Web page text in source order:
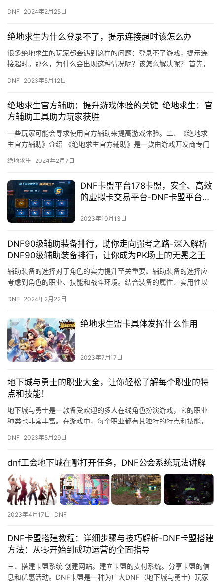
DNF 2024年2月25日
绝地求生为什么登录不了，提示连接超时该怎么办
很多绝地求生的玩家都会遇到这样的问题：登录不了游戏，提示连
接超时。那么，为什么会出现这种情况呢？该怎么解决呢？ 首先，
络不…
DNF 2023年5月12日
绝地求生官方辅助：提升游戏体验的关键-绝地求生：官
方辅助工具助力玩家获胜
一些玩家可能会寻求使用官方辅助来提高游戏体验。二、《绝地求
生官方辅助》介绍 《绝地求生官方辅助》是一款由游戏开发商专门
绝地求生 2024年2月7日
DNF卡盟平台178卡盟，安全、高效
的虚拟卡交易平台-DNF卡盟平台
2023年10月13日
DNF90级辅助装备排行，助你走向强者之路-深入解析
DNF90级辅助装备排行，让你成为PK场上的无冕之王
辅助装备的选择对于角色的实力提升至关重要。辅助装备的选择应
考虑到角色的职业、技能和战斗环境。结合装备的属性、实用性以
DNF 2024年2月22日
绝地求生盟卡具体发挥什么作用
2023年7月17日
地下城与勇士的职业大全，让你轻松了解每个职业的特
点和技能！
地下城与勇士是一款备受欢迎的多人在线角色扮演游戏，它的职业
种类也非常丰富。在游戏中，每个职业都有其独特的特点和技能，
那么本…
DNF 2023年5月29日
dnf工会地下城在哪打开任务，DNF公会系统玩法讲解
2023年4月17日 DNF
DNF卡盟搭建教程：详细步骤与技巧解析-DNF卡盟搭建
方法：从零开始到成功运营的全面指导
三、搭建卡盟系统 创建网站。建立卡盟的支付系统。分享卡盟的信
息和优惠活动。DNF卡盟是一种为广大DNF（地下城与勇士）玩家